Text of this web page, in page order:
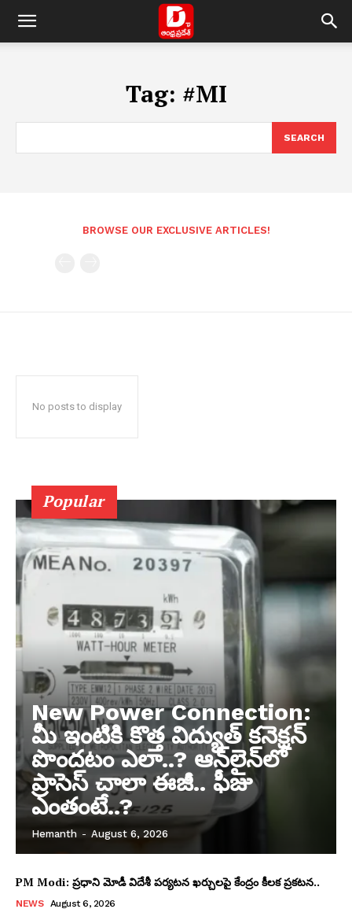
Tag: #MI
SEARCH
BROWSE OUR EXCLUSIVE ARTICLES!
No posts to display
Popular
New Power Connection:
మీ ఇంటికి కొత్త విద్యుత్ కనెక్షన్
పొందటం ఎలా..? ఆన్‌లైన్‌లో
ప్రాసెస్ చాలా ఈజీ.. ఫీజు
ఎంతంటే..?
Hemanth - August 6, 2026
PM Modi: ప్రధాని మోడీ విదేశీ పర్యటన ఖర్చులపై కేంద్రం కీలక ప్రకటన..
NEWS August 6, 2026